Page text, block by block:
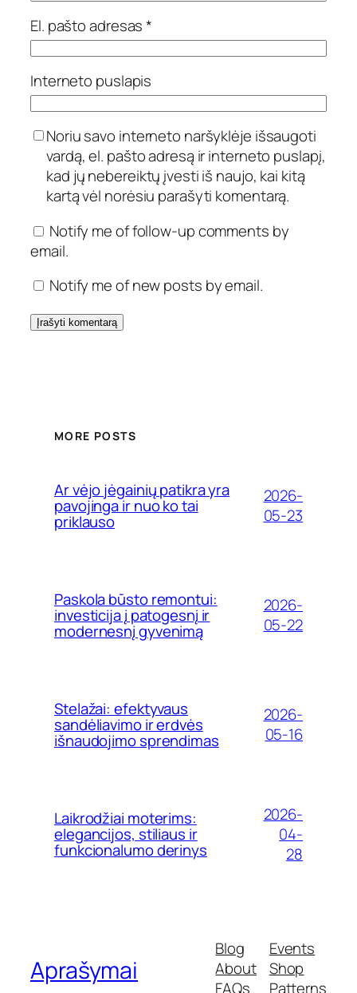
El. pašto adresas*
Interneto puslapis
Noriu savo interneto naršyklėje išsaugoti
vardą, el. pašto adresą ir interneto puslapį,
kad jų nebereiktų įvesti iš naujo, kai kitą
kartą vėl norėsiu parašyti komentarą.
Notify me of follow-up comments by
email.
Notify me of new posts by email.
MORE POSTS
Ar vėjo jėgainių patikra yra
pavojinga ir nuo ko tai
priklauso
2026-
05-23
Paskola būsto remontui:
investicija į patogesnį ir
modernesnį gyvenimą
2026-
05-22
Stelažai: efektyvaus
sandėliavimo ir erdvės
išnaudojimo sprendimas
2026-
05-16
Laikrodžiai moterims:
elegancijos, stiliaus ir
funkcionalumo derinys
2026-
04-
28
Aprašymai
Blog
About
FAQs
Events
Shop
Patterns